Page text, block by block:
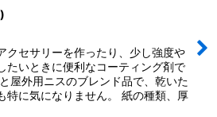
クセサリーを作ったり、少し強度や
たいときに便利なコーティング剤で
屋外用ニスのブレンド品で、乾いた
特に気になりません。 紙の種類、厚